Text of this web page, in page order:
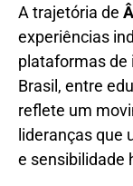
A trajetória de
experiências
plataformas de
Brasil, entre
reflete um
lideranças que
e sensibilidade